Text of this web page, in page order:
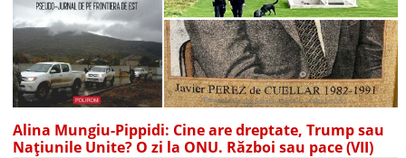
Alina Mungiu-Pippidi: Cine are dreptate, Trump sau
Națiunile Unite? O zi la ONU. Război sau pace (VII)